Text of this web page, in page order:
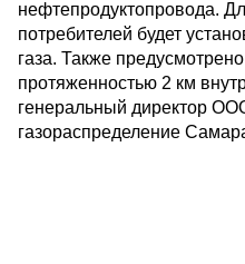
нефтепродуктопровода.
потребителей будет
газа. Также
протяженностью 2 км
генеральный директор
газораспределение